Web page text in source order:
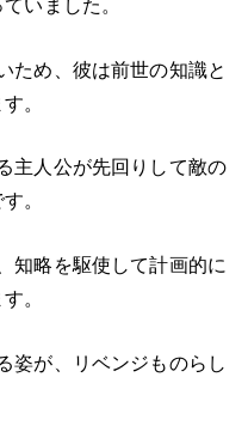
ため、彼は前世の知識と
。
主人公が先回りして敵の
。
知略を駆使して計画的に
。
姿が、リベンジものらし